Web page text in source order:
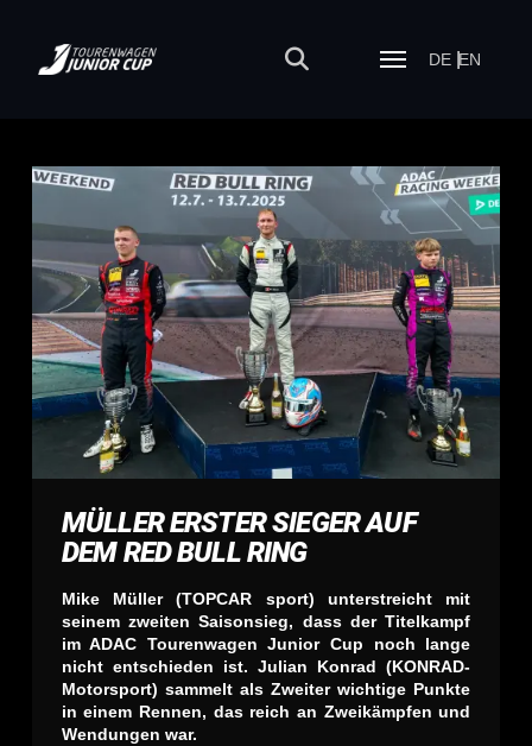
DE EN
MÜLLER ERSTER SIEGER AUF
DEM RED BULL RING
Mike Müller (TOPCAR sport) unterstreicht mit
seinem zweiten Saisonsieg, dass der Titelkampf
im ADAC Tourenwagen Junior Cup noch lange
nicht entschieden ist. Julian Konrad (KONRAD-
Motorsport) sammelt als Zweiter wichtige Punkte
in einem Rennen, das reich an Zweikämpfen und
Wendungen war.